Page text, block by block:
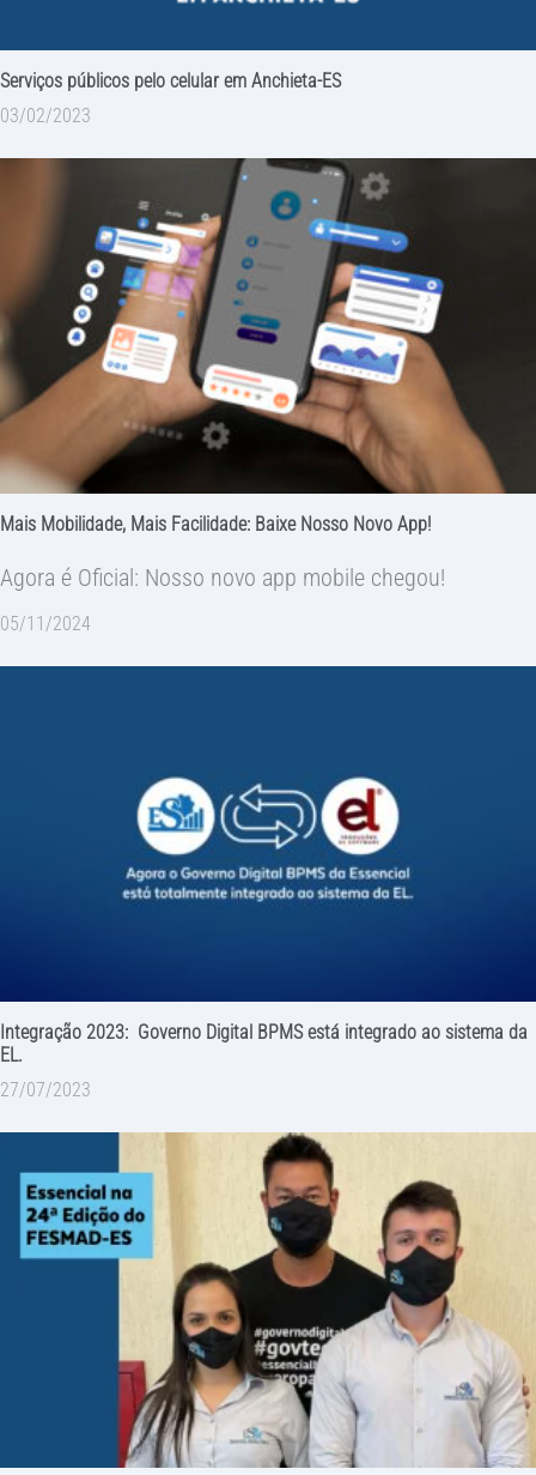
Serviços públicos pelo celular em Anchieta-ES
03/02/2023
Mais Mobilidade, Mais Facilidade: Baixe Nosso Novo App!
Agora é Oficial: Nosso novo app mobile chegou!
05/11/2024
Integração 2023: Governo Digital BPMS está integrado ao sistema da
EL.
27/07/2023